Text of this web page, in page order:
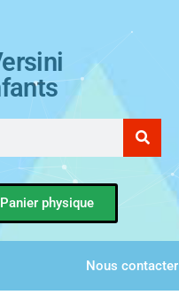
Panier physique
Nous contacter